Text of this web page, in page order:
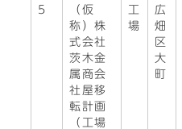
5
（仮
称）株
式会社
茨木金
属商会
社屋移
転計画
（工場
場
広
畑
区
大
町